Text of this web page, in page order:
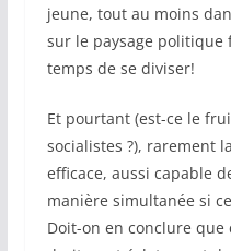
jeune, tout au moins
sur le paysage politique
temps de se diviser!
Et pourtant (est-ce le
socialistes ?), rarement
efficace, aussi capable
manière simultanée si
Doit-on en conclure que